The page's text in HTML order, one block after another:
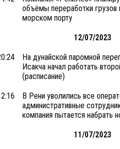
объёмы переработки грузов
морском порту
12/07/2023
На дунайской паромной
Исакча начал работать
(расписание)
В Рени уволились все
административные
компания пытается набрать
11/07/2023